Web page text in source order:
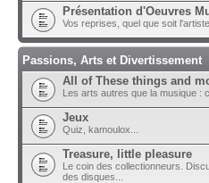
Présentation d'Oeuvres
Vos reprises, quel que soit
Passions, Arts et Divertissement
All of These things and
Les arts autres que la musique :
Jeux
Quiz, kamoulox...
Treasure, little pleasure
Le coin des collectionneurs.
des disques...